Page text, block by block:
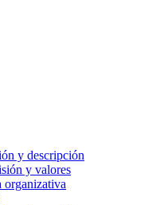
y descripción
y valores
organizativa